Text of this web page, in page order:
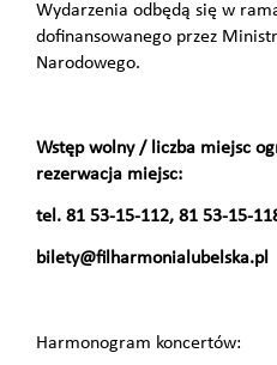
Wydarzenia odbędą się w
dofinansowanego przez
Narodowego.
Wstęp wolny / liczba miejsc
rezerwacja miejsc:
tel. 81 53-15-112, 81 53-15-
bilety@filharmonialubelska.pl
Harmonogram koncertów: